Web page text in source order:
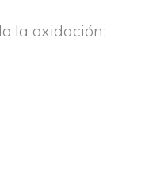
la oxidación: